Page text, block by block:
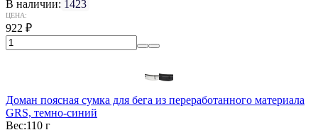
В наличии: 1423
ЦЕНА:
922 ₽
Доман поясная сумка для бега из переработанного материала
GRS, темно-синий
Вес:110 г